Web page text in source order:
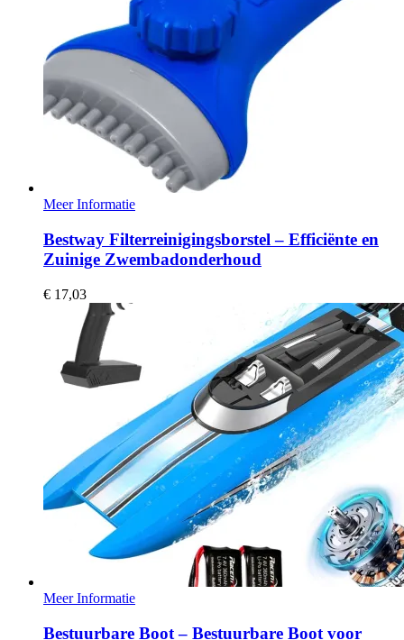
Meer Informatie
Bestway Filterreinigingsborstel – Efficiënte en
Zuinige Zwembadonderhoud
€ 17,03
Meer Informatie
Bestuurbare Boot – Bestuurbare Boot voor